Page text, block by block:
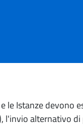
le Istanze devono
alternativo